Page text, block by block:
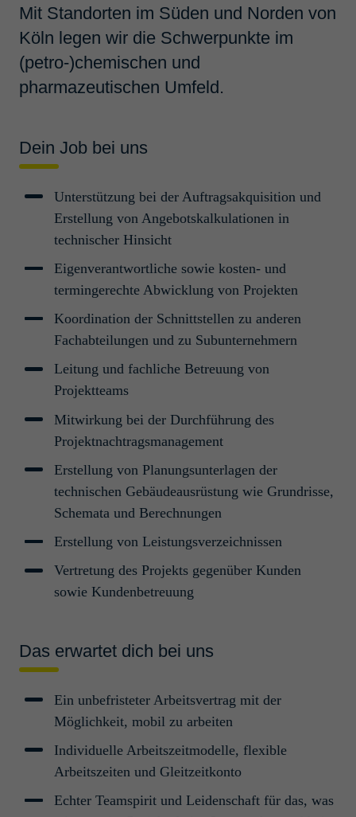
Mit Standorten im Süden und Norden von
Köln legen wir die Schwerpunkte im
(petro-)chemischen und
pharmazeutischen Umfeld.
Dein Job bei uns
Unterstützung bei der Auftragsakquisition und
Erstellung von Angebotskalkulationen in
technischer Hinsicht
Eigenverantwortliche sowie kosten- und
termingerechte Abwicklung von Projekten
Koordination der Schnittstellen zu anderen
Fachabteilungen und zu Subunternehmern
Leitung und fachliche Betreuung von
Projektteams
Mitwirkung bei der Durchführung des
Projektnachtragsmanagement
Erstellung von Planungsunterlagen der
technischen Gebäudeausrüstung wie Grundrisse,
Schemata und Berechnungen
Erstellung von Leistungsverzeichnissen
Vertretung des Projekts gegenüber Kunden
sowie Kundenbetreuung
Das erwartet dich bei uns
Ein unbefristeter Arbeitsvertrag mit der
Möglichkeit, mobil zu arbeiten
Individuelle Arbeitszeitmodelle, flexible
Arbeitszeiten und Gleitzeitkonto
Echter Teamspirit und Leidenschaft für das, was
Projekt­steu­e­rung und Koor­
di­na­tion von Inves­ti­ti­ons­pro­
Projektmanagement und -abwicklung
Termin­planer Anla­genbau
(m/w/d)
Projektmanagement und -abwicklung
Professionals/Senior Professionals
Köln, Deutschland
Bauleiter / Monta­ge­leiter
(m/w/d)
Construction Management
Young Professionals/Professionals
Köln, Deutschland
Projek­t­in­ge­nieur Anla­genbau
(m/w/d) Wilhelms­haven
Young Professionals/Professionals
Wilhelmshaven, Deutschland
technik (m/w/d)
Prozess- und Verfahrenstechnik Students
Inge­nieur / Tech­niker TGA
(m/w/d)
Köln, Deutschland